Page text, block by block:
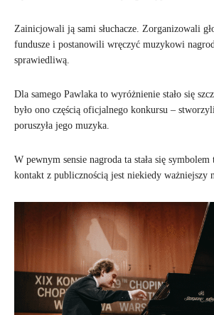
Zainicjowali ją sami słuchacze. Zorganizowali
fundusze i postanowili wręczyć muzykowi
sprawiedliwą.
Dla samego Pawlaka to wyróżnienie stało się
było ono częścią oficjalnego konkursu –
poruszyła jego muzyka.
W pewnym sensie nagroda ta stała się
kontakt z publicznością jest niekiedy ważniejszy